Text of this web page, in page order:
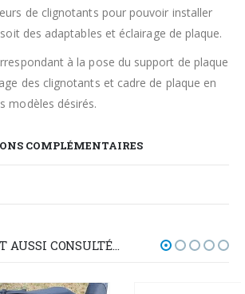
de clignotants pour pouvoir installer
des adaptables et éclairage de plaque.
à la pose du support de plaque
des clignotants et cadre de plaque en
modèles désirés.
COMPLÉMENTAIRES
AUSSI CONSULTÉ…